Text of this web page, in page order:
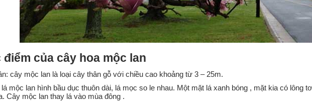
điểm của cây hoa mộc lan
cây mộc lan là loại cây thân gỗ với chiều cao khoảng từ 3 – 25m.
lá mộc lan hình bầu dục thuôn dài, lá mọc so le nhau. Một mặt lá xanh bóng , mặt kia có lông
Cây mộc lan thay lá vào mùa đông .